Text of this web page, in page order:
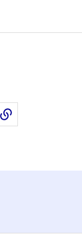
LinkedInpar email
Copier dans